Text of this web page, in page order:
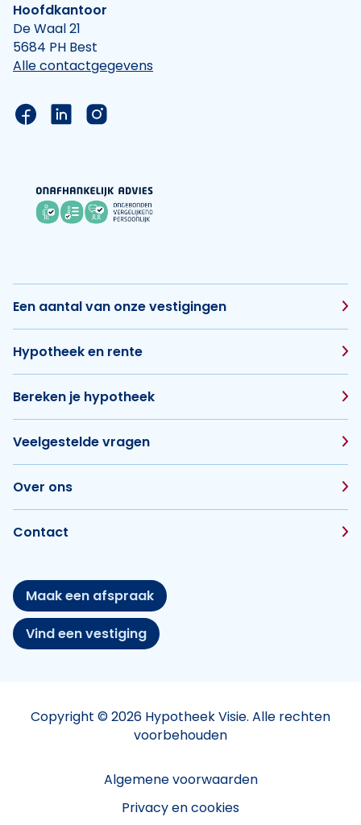
Hoofdkantoor
De Waal 21
5684 PH Best
Alle contactgegevens
Link naar de Facebook pagina van Hypotheek
Link naar de LinkedIn pagina van
Link naar de Instagram pagina van
Een aantal van onze vestigingen
Hypotheek en rente
Bereken je hypotheek
Veelgestelde vragen
Over ons
Contact
Maak een afspraak
Vind een vestiging
Copyright © 2026 Hypotheek Visie. Alle rechten
voorbehouden
Algemene voorwaarden
Privacy en cookies